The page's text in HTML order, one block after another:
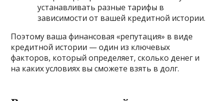
устанавливать разные тарифы в
зависимости от вашей кредитной истории.
Поэтому ваша финансовая «репутация» в виде
кредитной истории — один из ключевых
факторов, который определяет, сколько денег и
на каких условиях вы сможете взять в долг.